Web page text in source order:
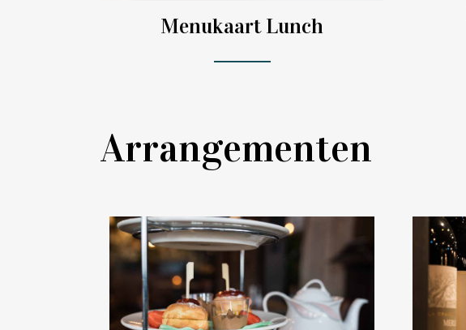
Menukaart Lunch
Arrangementen